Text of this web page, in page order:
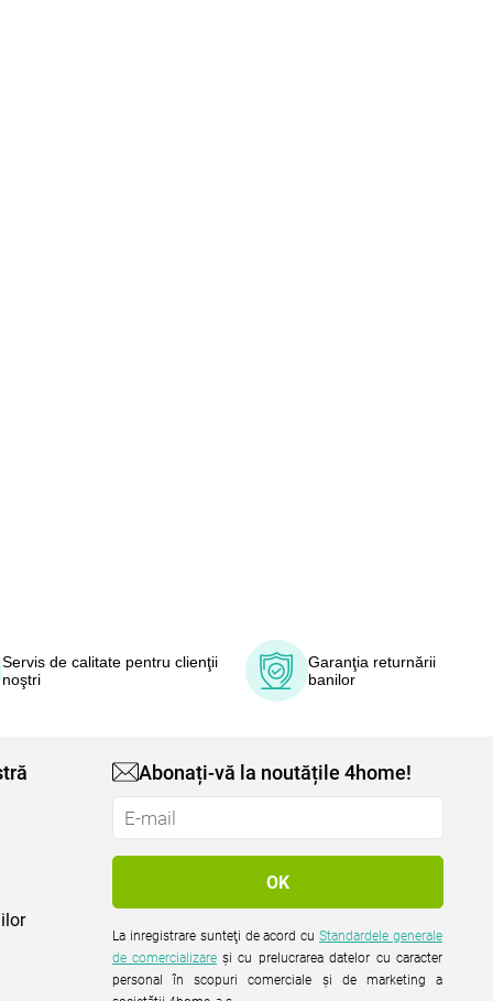
Servis de calitate pentru clienţii
noştri
Garanţia returnării
banilor
Abonați-vă la noutățile 4home!
La inregistrare sunteţi de acord cuStandardele generale
de comercializare şi cu prelucrarea datelor cu caracter
personal în scopuri comerciale şi de marketing a